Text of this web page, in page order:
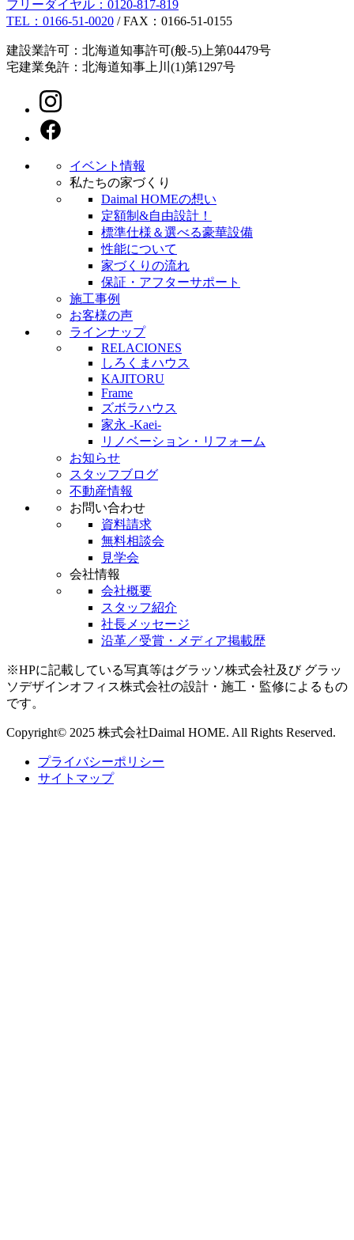
フリーダイヤル： 0120-817-819
TEL： 0166-51-0020 / FAX：0166-51-0155
建設業許可：北海道知事許可(般-5)上第04479号
宅建業免許：北海道知事上川(1)第1297号
イベント情報
私たちの家づくり
Daimal HOMEの想い
定額制&自由設計！
標準仕様＆選べる豪華設備
性能について
家づくりの流れ
保証・アフターサポート
施工事例
お客様の声
ラインナップ
RELACIONES
しろくまハウス
KAJITORU
Frame
ズボラハウス
家永 -Kaei-
リノベーション・リフォーム
お知らせ
スタッフブログ
不動産情報
お問い合わせ
資料請求
無料相談会
見学会
会社情報
会社概要
スタッフ紹介
社長メッセージ
沿革／受賞・メディア掲載歴
※HPに記載している写真等はグラッソ株式会社及び グラッ
ソデザインオフィス株式会社の設計・施工・監修によるもの
です。
Copyright© 2025 株式会社Daimal HOME. All Rights Reserved.
プライバシーポリシー
サイトマップ